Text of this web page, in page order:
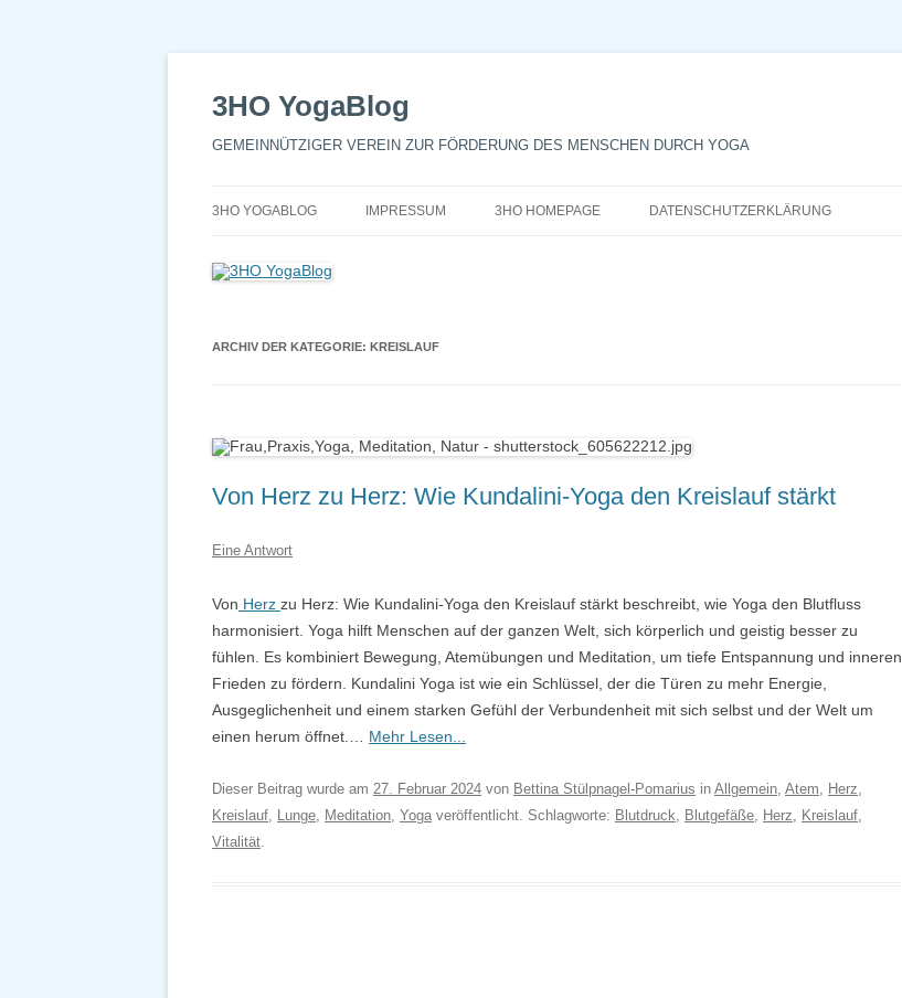
3HO YogaBlog
GEMEINNÜTZIGER VEREIN ZUR FÖRDERUNG DES MENSCHEN DURCH YOGA
Inhalt
3HO YOGABLOG IMPRESSUM 3HO HOMEPAGE DATENSCHUTZERKLÄRUNG
ARCHIV DER KATEGORIE: KREISLAUF
Von Herz zu Herz: Wie Kundalini-Yoga den Kreislauf stärkt
Eine Antwort
Von Herz zu Herz: Wie Kundalini-Yoga den Kreislauf stärkt beschreibt, wie Yoga den Blutfluss
harmonisiert. Yoga hilft Menschen auf der ganzen Welt, sich körperlich und geistig besser zu
fühlen. Es kombiniert Bewegung, Atemübungen und Meditation, um tiefe Entspannung und inneren
Frieden zu fördern. Kundalini Yoga ist wie ein Schlüssel, der die Türen zu mehr Energie,
Ausgeglichenheit und einem starken Gefühl der Verbundenheit mit sich selbst und der Welt um
einen herum öffnet.… Mehr Lesen...
Dieser Beitrag wurde am 27. Februar 2024 von Bettina Stülpnagel-Pomarius in Allgemein, Atem, Herz,
Kreislauf, Lunge, Meditation, Yoga veröffentlicht. Schlagworte: Blutdruck, Blutgefäße, Herz, Kreislauf,
Vitalität.